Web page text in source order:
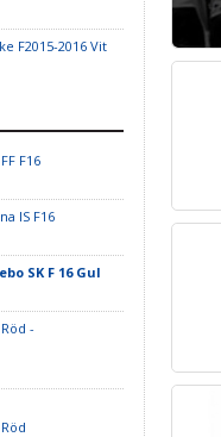
F2015-2016 Vit
F16
IS F16
SK F 16 Gul
-